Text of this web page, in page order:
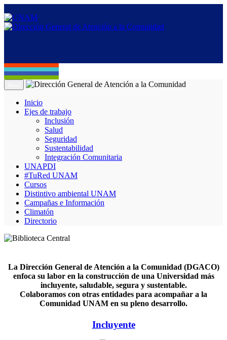
Inicio
Ejes de trabajo
Inclusión
Salud
Seguridad
Sustentabilidad
Integración Comunitaria
UNAPDI
#TuRed UNAM
Cursos
Distintivo ambiental UNAM
Campañas e Información
Climatón
Directorio
La Dirección General de Atención a la Comunidad (DGACO)
enfoca su labor en la construcción de una Universidad más
incluyente, saludable, segura y sustentable.
Colaboramos con otras entidades para acompañar a la
Comunidad UNAM en su pleno desarrollo.
Incluyente